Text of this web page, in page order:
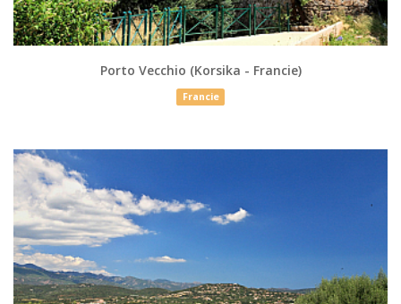
Porto Vecchio (Korsika - Francie)
Francie